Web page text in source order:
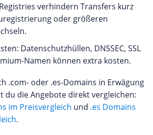
verhindern Transfers kurz
oder größeren
Datenschutzhüllen, DNSSEC, SSL
Namen können extra kosten.
.com- oder .es-Domains in Erwägung
du die Angebote direkt vergleichen:
im Preisvergleich und .es Domains
.